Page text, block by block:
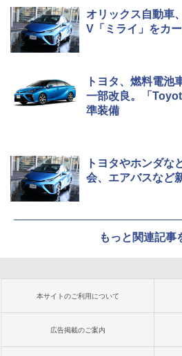
オリックス自動車
V「ミライ」をカ
トヨタ、燃料電池
一部改良。「
準装備
トヨタやホンダな
会、エアバスなど
もっと関連記事
本サイトのご利用について
広告掲載のご案内